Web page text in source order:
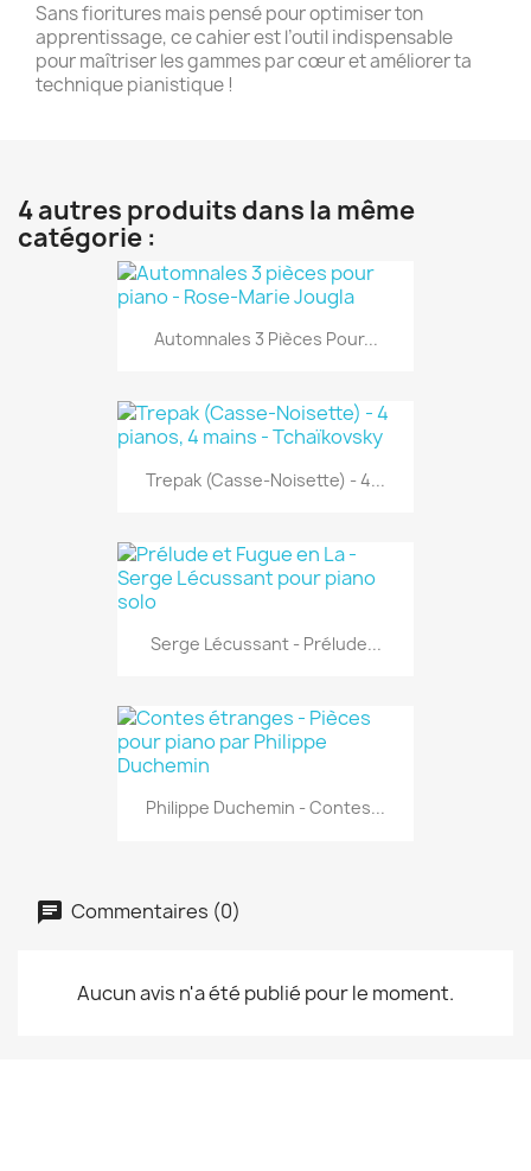
Sans fioritures mais pensé pour optimiser ton
apprentissage, ce cahier est l’outil indispensable
pour maîtriser les gammes par cœur et améliorer ta
technique pianistique !
4 autres produits dans la même
catégorie :
Automnales 3 Pièces Pour...
Trepak (Casse-Noisette) - 4...
Serge Lécussant - Prélude...
Philippe Duchemin - Contes...
Commentaires (0)
Aucun avis n'a été publié pour le moment.